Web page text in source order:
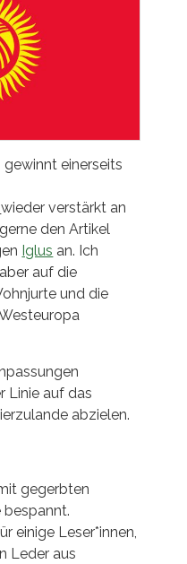
einerseits
wieder verstärkt an
den Artikel
Iglus an. Ich
auf die
und die
Linie auf das
abzielen.
gegerbten
bespannt.
einige Leser*innen,
Leder aus